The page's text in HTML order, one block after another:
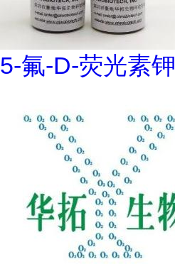
5-氟-D-荧光素钾